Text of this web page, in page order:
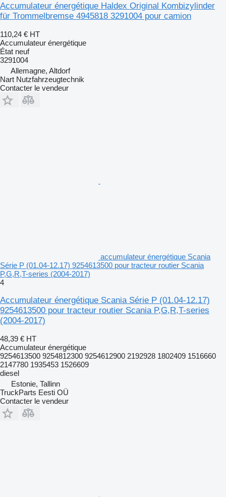
Accumulateur énergétique Haldex Original Kombizylinder
für Trommelbremse 4945818 3291004 pour camion
110,24 € HT
Accumulateur énergétique
État neuf
3291004
Allemagne, Altdorf
Nart Nutzfahrzeugtechnik
Contacter le vendeur
accumulateur énergétique Scania
Série P (01.04-12.17) 9254613500 pour tracteur routier Scania
P,G,R,T-series (2004-2017)
4
Accumulateur énergétique Scania Série P (01.04-12.17)
9254613500 pour tracteur routier Scania P,G,R,T-series
(2004-2017)
48,39 € HT
Accumulateur énergétique
9254613500 9254812300 9254612900 2192928 1802409 1516660
2147780 1935453 1526609
diesel
Estonie, Tallinn
TruckParts Eesti OÜ
Contacter le vendeur